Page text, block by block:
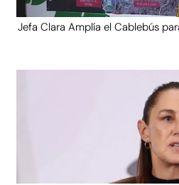
Jefa Clara Amplía el Cablebús